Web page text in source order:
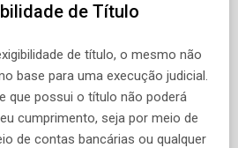
de Título
de título, o mesmo não
base para uma execução judicial.
que possui o título não poderá
cumprimento, seja por meio de
de contas bancárias ou qualquer